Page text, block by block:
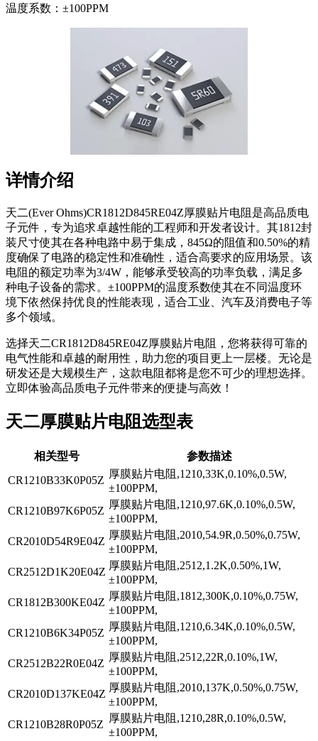
温度系数：±100PPM
详情介绍
天二(Ever Ohms)CR1812D845RE04Z厚膜贴片电阻是高品质电
子元件，专为追求卓越性能的工程师和开发者设计。其1812封
装尺寸使其在各种电路中易于集成，845Ω的阻值和0.50%的精
度确保了电路的稳定性和准确性，适合高要求的应用场景。该
电阻的额定功率为3/4W，能够承受较高的功率负载，满足多
种电子设备的需求。±100PPM的温度系数使其在不同温度环
境下依然保持优良的性能表现，适合工业、汽车及消费电子等
多个领域。
选择天二CR1812D845RE04Z厚膜贴片电阻，您将获得可靠的
电气性能和卓越的耐用性，助力您的项目更上一层楼。无论是
研发还是大规模生产，这款电阻都将是您不可少的理想选择。
立即体验高品质电子元件带来的便捷与高效！
天二厚膜贴片电阻选型表
相关型号
参数描述
CR1210B33K0P05Z
厚膜贴片电阻,1210,33K,0.10%,0.5W,
±100PPM,
CR1210B97K6P05Z
厚膜贴片电阻,1210,97.6K,0.10%,0.5W,
±100PPM,
CR2010D54R9E04Z
厚膜贴片电阻,2010,54.9R,0.50%,0.75W,
±100PPM,
CR2512D1K20E04Z
厚膜贴片电阻,2512,1.2K,0.50%,1W,
±100PPM,
CR1812B300KE04Z
厚膜贴片电阻,1812,300K,0.10%,0.75W,
±100PPM,
CR1210B6K34P05Z
厚膜贴片电阻,1210,6.34K,0.10%,0.5W,
±100PPM,
CR2512B22R0E04Z
厚膜贴片电阻,2512,22R,0.10%,1W,
±100PPM,
CR2010D137KE04Z
厚膜贴片电阻,2010,137K,0.50%,0.75W,
±100PPM,
CR1210B28R0P05Z
厚膜贴片电阻,1210,28R,0.10%,0.5W,
±100PPM,